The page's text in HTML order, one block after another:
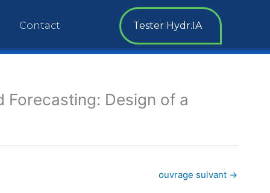
Contact Tester Hydr.IA
Forecasting: Design of a
ouvrage suivant →